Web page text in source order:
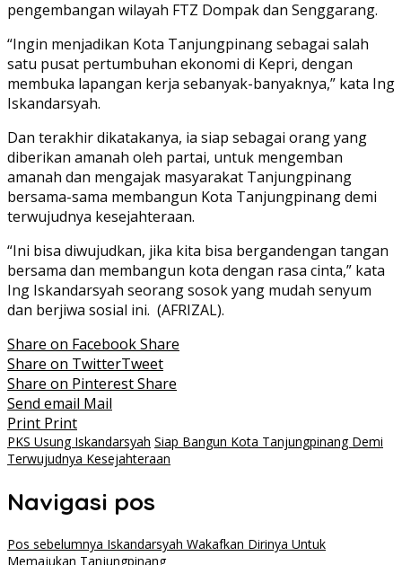
pengembangan wilayah FTZ Dompak dan Senggarang.
“Ingin menjadikan Kota Tanjungpinang sebagai salah
satu pusat pertumbuhan ekonomi di Kepri, dengan
membuka lapangan kerja sebanyak-banyaknya,” kata Ing
Iskandarsyah.
Dan terakhir dikatakanya, ia siap sebagai orang yang
diberikan amanah oleh partai, untuk mengemban
amanah dan mengajak masyarakat Tanjungpinang
bersama-sama membangun Kota Tanjungpinang demi
terwujudnya kesejahteraan.
“Ini bisa diwujudkan, jika kita bisa bergandengan tangan
bersama dan membangun kota dengan rasa cinta,” kata
Ing Iskandarsyah seorang sosok yang mudah senyum
dan berjiwa sosial ini. (AFRIZAL).
Share on FacebookShare
Share on TwitterTweet
Share on PinterestShare
Send email Mail
Print Print
PKS Usung Iskandarsyah Siap Bangun Kota Tanjungpinang Demi
Terwujudnya Kesejahteraan
Navigasi pos
Pos sebelumnya Iskandarsyah Wakafkan Dirinya Untuk
Memajukan Tanjungpinang